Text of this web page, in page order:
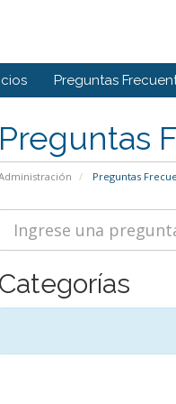
Preguntas
Preguntas
Preguntas
Categorías